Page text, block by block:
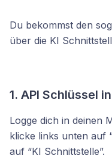
Du bekommst den
über die KI
1. API Schlüssel
Logge dich in deinen
klicke links unten auf
auf “KI Schnittstelle”.